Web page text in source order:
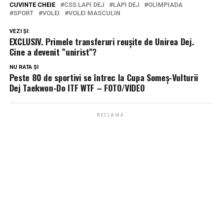
CUVINTE CHEIE CSS LAPI DEJ LAPI DEJ
OLIMPIADA
SPORT
VOLEI VOLEI MASCULIN
VEZI ȘI:
EXCLUSIV. Primele transferuri reușite de Unirea Dej.
Cine a devenit ”unirist”?
NU RATA ȘI
Peste 80 de sportivi se întrec la Cupa Someș-Vulturii
Dej Taekwon-Do ITF WTF – FOTO/VIDEO
RECLAMĂ